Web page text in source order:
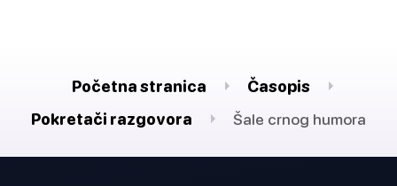
Početna stranica
Časopis
Pokretači razgovora
Šale crnog humora